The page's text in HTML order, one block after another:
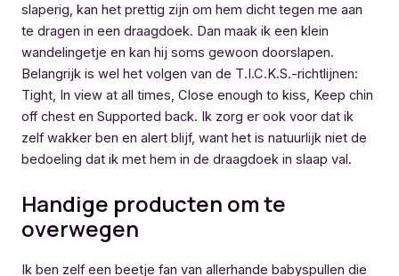
slaperig, kan het prettig zijn om hem dicht tegen me aan
te dragen in een draagdoek. Dan maak ik een klein
wandelingetje en kan hij soms gewoon doorslapen.
Belangrijk is wel het volgen van de T.I.C.K.S.-richtlijnen:
Tight, In view at all times, Close enough to kiss, Keep chin
off chest en Supported back. Ik zorg er ook voor dat ik
zelf wakker ben en alert blijf, want het is natuurlijk niet de
bedoeling dat ik met hem in de draagdoek in slaap val.
Handige producten om te
overwegen
Ik ben zelf een beetje fan van allerhande babyspullen die